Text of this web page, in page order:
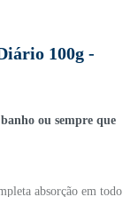
100g -
ou sempre que
absorção em todo